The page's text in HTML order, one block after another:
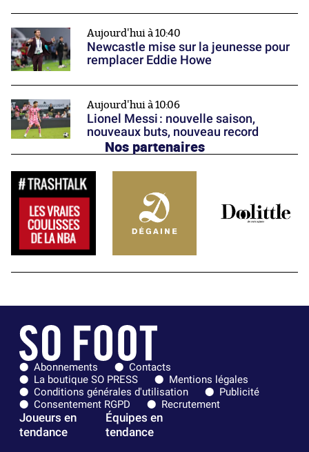
Aujourd'hui à 10:40
Newcastle mise sur la jeunesse pour
remplacer Eddie Howe
Aujourd'hui à 10:06
Lionel Messi : nouvelle saison,
nouveaux buts, nouveau record
Nos partenaires
Abonnements
Contacts
La boutique SO PRESS
Mentions légales
Conditions générales d'utilisation
Publicité
Consentement RGPD
Recrutement
Joueurs en
tendance
Équipes en
tendance